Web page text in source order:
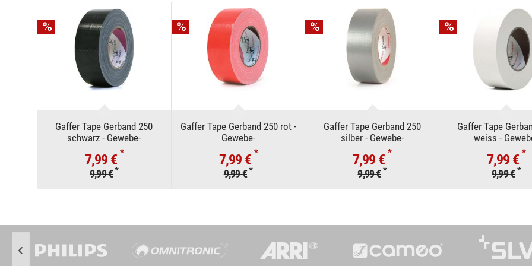
Gaffer Tape Gerband 250
schwarz - Gewebe-
Klebeband/Panzertape
9,99 €*
7,99 € *
Gaffer Tape Gerband 250 rot -
Gewebe-
Klebeband/Panzertape
9,99 €*
7,99 € *
Gaffer Tape Gerband 250
silber - Gewebe-
Klebeband/Panzertape
9,99 €*
7,99 € *
Gaffer Tape
weiss -
Klebeband/
9,99 € *
7,99 € *